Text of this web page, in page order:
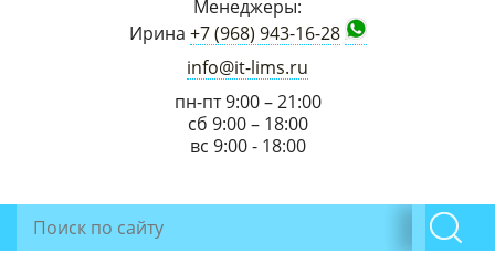
Менеджеры:
Ирина +7 (968) 943-16-28
info@it-lims.ru
пн-пт 9:00 – 21:00
сб 9:00 – 18:00
вс 9:00 - 18:00